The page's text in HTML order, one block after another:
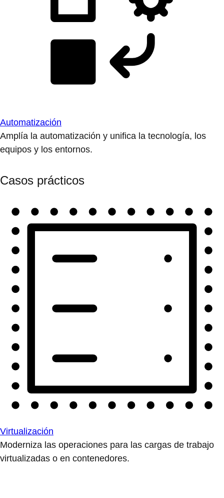
Automatización
Amplía la automatización y unifica la tecnología, los
equipos y los entornos.
Casos prácticos
Virtualización
Moderniza las operaciones para las cargas de trabajo
virtualizadas o en contenedores.